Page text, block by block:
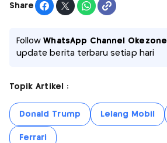
Share
FollowWhatsApp Channel Okezone
update berita terbaru setiap hari
Topik Artikel :
Donald Trump Lelang Mobil
Ferrari